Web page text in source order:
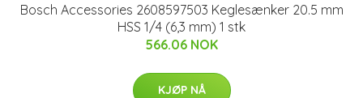
Bosch Accessories 2608597503 Keglesænker 20.5 mm
HSS 1/4 (6,3 mm) 1 stk
566.06 NOK
KJØP NÅ